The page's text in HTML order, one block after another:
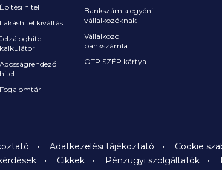
Építési hitel
Lakáshitel kiváltás
Jelzáloghitel
kalkulátor
Adósságrendező
hitel
Fogalomtár
Bankszámla egyéni
vállalkozóknak
Vállalkozói
bankszámla
OTP SZÉP kártya
Adatkezelési tájékoztató Cookie
Cikkek Pénzügyi szolgáltatók